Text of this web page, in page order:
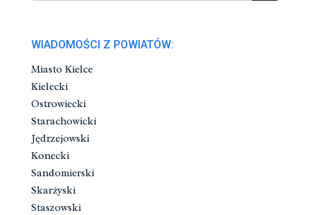
WIADOMOŚCI Z POWIATÓW:
Miasto Kielce
Kielecki
Ostrowiecki
Starachowicki
Jędrzejowski
Konecki
Sandomierski
Skarżyski
Staszowski